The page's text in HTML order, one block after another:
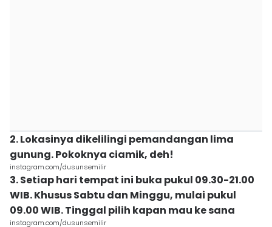
2. Lokasinya dikelilingi pemandangan lima
gunung. Pokoknya ciamik, deh!
instagram.com/dusunsemilir
3. Setiap hari tempat ini buka pukul 09.30-21.00
WIB. Khusus Sabtu dan Minggu, mulai pukul
09.00 WIB. Tinggal pilih kapan mau ke sana
instagram.com/dusunsemilir